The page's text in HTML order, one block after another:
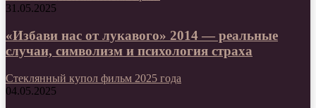
31.05.2025
«Избави нас от лукавого» 2014 — реальные
случаи, символизм и психология страха
Стеклянный купол фильм 2025 года
04.05.2025